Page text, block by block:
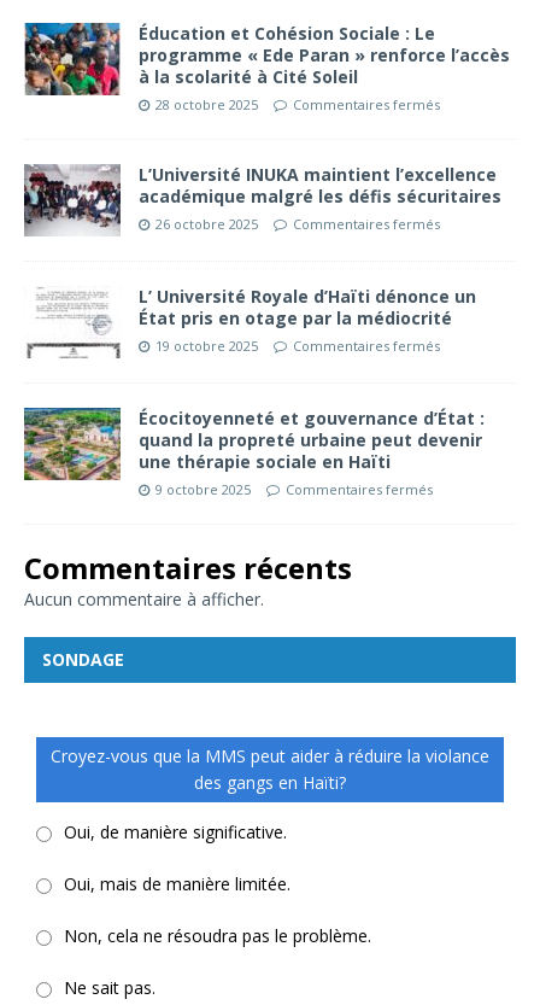
Éducation et Cohésion Sociale : Le
programme « Ede Paran » renforce l’accès
à la scolarité à Cité Soleil
28 octobre 2025 Commentaires fermés
L’Université INUKA maintient l’excellence
académique malgré les défis sécuritaires
26 octobre 2025 Commentaires fermés
L’ Université Royale d’Haïti dénonce un
État pris en otage par la médiocrité
19 octobre 2025 Commentaires fermés
Écocitoyenneté et gouvernance d’État :
quand la propreté urbaine peut devenir
une thérapie sociale en Haïti
9 octobre 2025 Commentaires fermés
Commentaires récents
Aucun commentaire à afficher.
SONDAGE
Croyez-vous que la MMS peut aider à réduire la violance
des gangs en Haïti?
Oui, de manière significative.
Oui, mais de manière limitée.
Non, cela ne résoudra pas le problème.
Ne sait pas.